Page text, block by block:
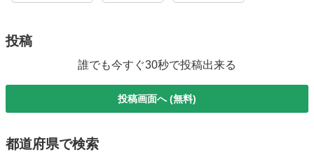
投稿
誰でも今すぐ30秒で投稿出来る
投稿画面へ (無料)
都道府県で検索